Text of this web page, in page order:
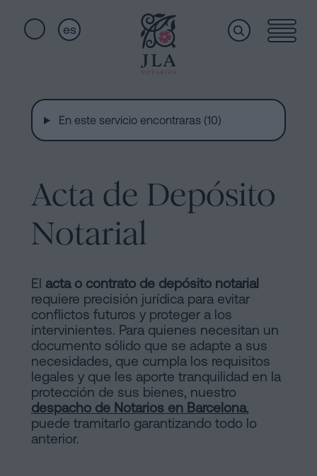
es
Home
Servicios
Quiénes
somos
Instalaciones
Notaría
online
Blog
rápidos
Notaría
Herencias
Escritura
de
Compraventa
en
Barcelona
Hipotecas
Disolución
de
En este servicio encontraras (10)
Acta de Depósito
Notarial
El acta o contrato de depósito notarial
requiere precisión jurídica para evitar
conflictos futuros y proteger a los
intervinientes. Para quienes necesitan un
documento sólido que se adapte a sus
necesidades, que cumpla los requisitos
legales y que les aporte tranquilidad en la
protección de sus bienes, nuestro
despacho de Notarios en Barcelona,
puede tramitarlo garantizando todo lo
anterior.